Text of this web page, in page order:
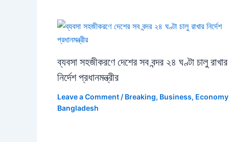
ব্যবসা সহজীকরণে দেশের সব বন্দর ২৪ ঘণ্টা চালু রাখার
নির্দেশ প্রধানমন্ত্রীর
Leave a Comment / Breaking, Business, Economy
Bangladesh